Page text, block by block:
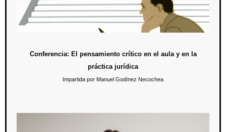
Derecho y el impacto en su desarrollo profesional.
Conferencia: El pensamiento crítico en el aula y en la
práctica jurídica
Impartida por Manuel Godínez Necochea